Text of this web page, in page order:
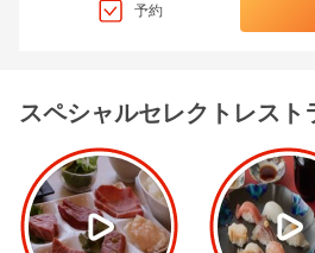
予約
スペシャルセレクトレスト